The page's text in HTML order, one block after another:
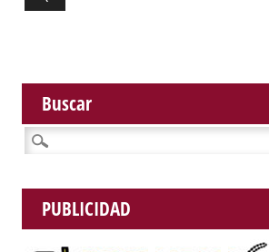
Buscar
Buscar:
PUBLICIDAD